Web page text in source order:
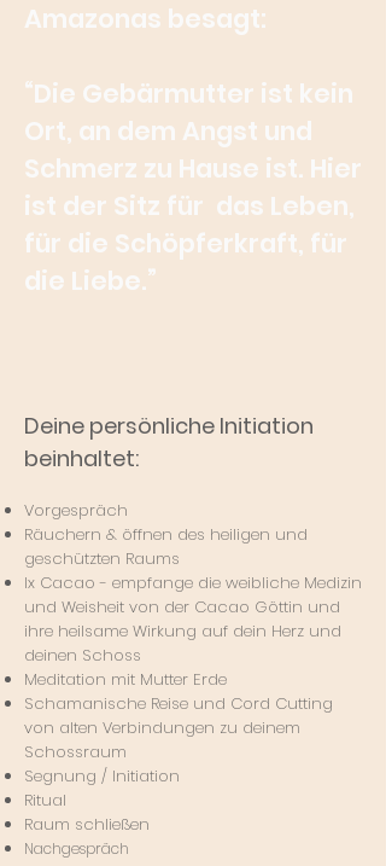
Amazonas besagt:
“Die Gebärmutter ist kein
Ort, an dem Angst und
Schmerz zu Hause ist. Hier
ist der Sitz für das Leben,
für die Schöpferkraft, für
die Liebe.”
Deine persönliche Initiation
beinhaltet:
Vorgespräch
Räuchern & öffnen des heiligen und
geschützten Raums
Ix Cacao - empfange die weibliche Medizin
und Weisheit von der Cacao Göttin und
ihre heilsame Wirkung auf dein Herz und
deinen Schoss
Meditation mit Mutter Erde
Schamanische Reise und Cord Cutting
von alten Verbindungen zu deinem
Schossraum
Segnung / Initiation
Ritual
Raum schließen
Nachgespräch